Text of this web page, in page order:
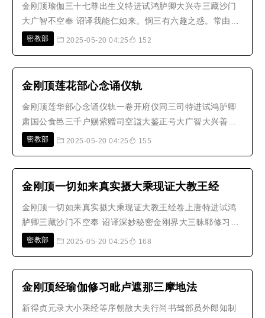
金刚顶瑜伽三十七尊出生义特进试鸿胪卿大兴寺三藏沙门
大广智不空奉 诏译我能仁如来。悯三有六趣之惑。常由蕴
界入等。受生死妄执。空华无而虚计。衣珠有而不知。于
却住自受用身。据色究竟天宫。..
密教部 2025-05-20 04:25 152
金刚顶莲花部心念诵仪轨
金刚顶莲华部心念诵仪轨一卷开府仪同三司特进试鸿胪卿
肃国公食邑三千户赐紫赠司空諡大鉴正号大广智大兴善寺
三藏沙门不空奉 诏译归命礼普贤金刚莲花手说修瑜伽法先
波誐哆(（引入）)萨嚩达摩(（..
密教部 2025-05-20 04:25 155
金刚顶一切如来真实摄大乘现证大教王经
金刚顶一切如来真实摄大乘现证大教王经卷上唐特进试鸿
胪卿三藏沙门不空奉 诏译深妙秘密金刚界大三昧耶修习瑜
伽仪第一稽首薄伽梵大毗卢遮那能为自在王演说金刚界无
应成佛门为令悟入者圆成净法身..
密教部 2025-05-20 04:25 168
金刚顶经瑜伽修习毗卢遮那三摩地法
新得贞元录大小乘经等序朝散大夫行尚书驾部员外郎知制